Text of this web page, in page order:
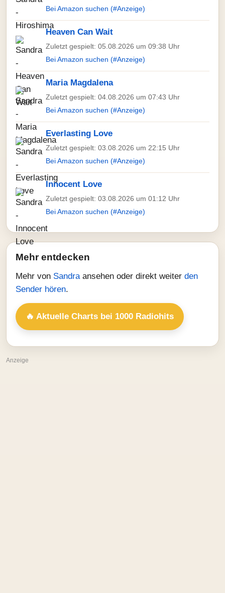
Bei Amazon suchen (#Anzeige)
Heaven Can Wait
Zuletzt gespielt: 05.08.2026 um 09:38 Uhr
Bei Amazon suchen (#Anzeige)
Maria Magdalena
Zuletzt gespielt: 04.08.2026 um 07:43 Uhr
Bei Amazon suchen (#Anzeige)
Everlasting Love
Zuletzt gespielt: 03.08.2026 um 22:15 Uhr
Bei Amazon suchen (#Anzeige)
Innocent Love
Zuletzt gespielt: 03.08.2026 um 01:12 Uhr
Bei Amazon suchen (#Anzeige)
Mehr entdecken
Mehr von Sandra ansehen oder direkt weiter den
Sender hören.
🔥 Aktuelle Charts bei 1000 Radiohits
Anzeige